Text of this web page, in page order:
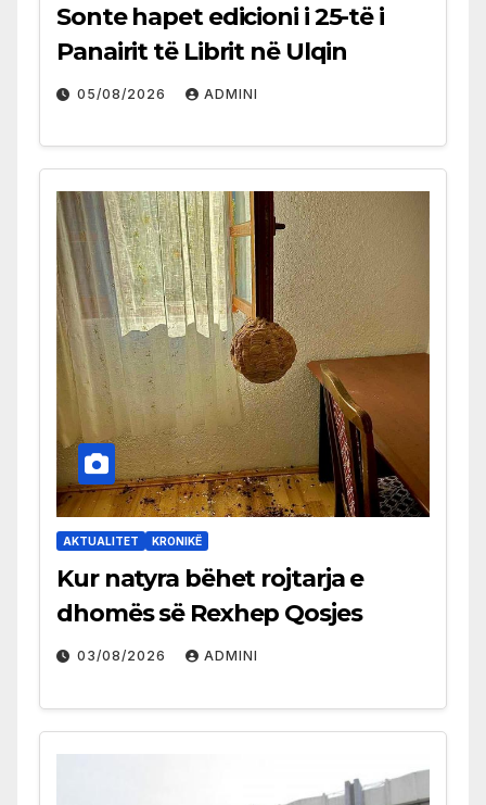
Sonte hapet edicioni i 25-të i
Panairit të Librit në Ulqin
05/08/2026 ADMINI
AKTUALITET KRONIKË
Kur natyra bëhet rojtarja e
dhomës së Rexhep Qosjes
03/08/2026 ADMINI